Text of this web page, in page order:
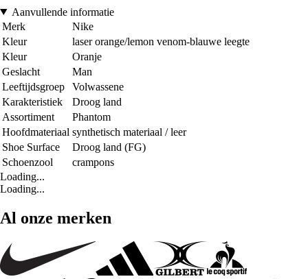
Aanvullende informatie
Merk
Nike
Kleur
laser orange/lemon venom-blauwe leegte
Kleur
Oranje
Geslacht
Man
Leeftijdsgroep
Volwassene
Karakteristiek
Droog land
Assortiment
Phantom
Hoofdmateriaal synthetisch materiaal / leer
Shoe Surface
Droog land (FG)
Schoenzool
crampons
Loading...
Loading...
Al onze merken